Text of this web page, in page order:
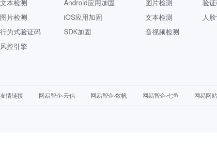
文本检测
图片检测
行为式验证码
风控引擎
Android应用加固
iOS应用加固
SDK加固
图片检测
文本检测
音视频检测
验
人
友情链接 网易智企·云信 网易智企·数帆 网易智企·七鱼 网易网